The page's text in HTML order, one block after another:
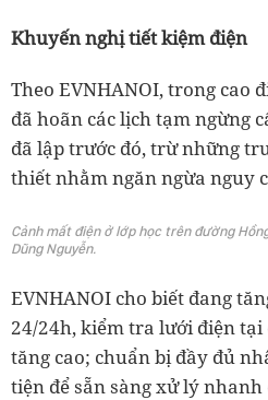
Khuyến nghị tiết kiệm điện
Theo EVNHANOI, trong cao
đã hoãn các lịch tạm ngừng
đã lập trước đó, trừ những
thiết nhằm ngăn ngừa nguy
Cảnh mất điện ở lớp học trên đường
Dũng Nguyễn.
EVNHANOI cho biết đang
24/24h, kiểm tra lưới điện
tăng cao; chuẩn bị đầy đủ
tiện để sẵn sàng xử lý